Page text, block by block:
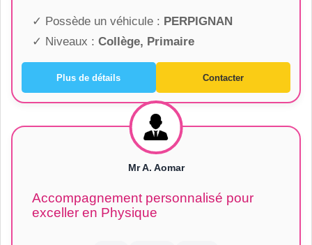
✓ Possède un véhicule : PERPIGNAN
✓ Niveaux : Collège, Primaire
Plus de détails Contacter
Mr A. Aomar
Accompagnement personnalisé pour
exceller en Physique